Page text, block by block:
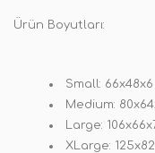
Ürün Boyutları:
Small:
Medium:
Large:
XLarge: